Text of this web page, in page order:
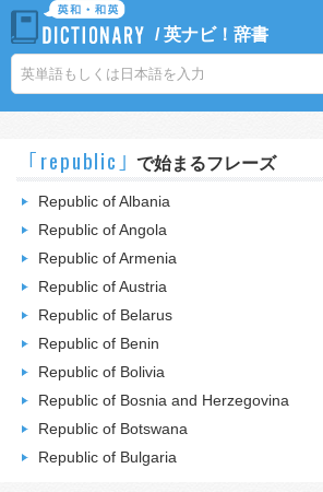
/英ナビ！辞書
｢republic｣ で始まるフレーズ
Republic of Albania
Republic of Angola
Republic of Armenia
Republic of Austria
Republic of Belarus
Republic of Benin
Republic of Bolivia
Republic of Bosnia and Herzegovina
Republic of Botswana
Republic of Bulgaria